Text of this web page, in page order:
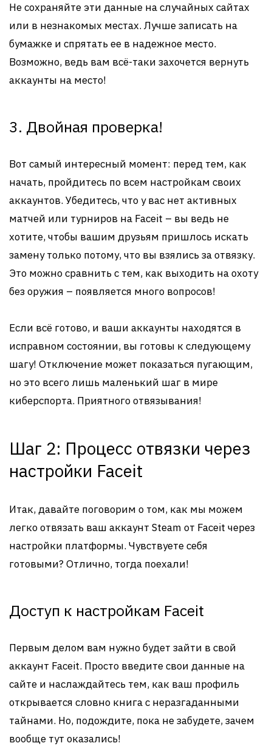
Не сохраняйте эти данные на случайных сайтах
или в незнакомых местах. Лучше записать на
бумажке и спрятать ее в надежное место.
Возможно, ведь вам всё-таки захочется вернуть
аккаунты на место!
3. Двойная проверка!
Вот самый интересный момент: перед тем, как
начать, пройдитесь по всем настройкам своих
аккаунтов. Убедитесь, что у вас нет активных
матчей или турниров на Faceit – вы ведь не
хотите, чтобы вашим друзьям пришлось искать
замену только потому, что вы взялись за отвязку.
Это можно сравнить с тем, как выходить на охоту
без оружия – появляется много вопросов!
Если всё готово, и ваши аккаунты находятся в
исправном состоянии, вы готовы к следующему
шагу! Отключение может показаться пугающим,
но это всего лишь маленький шаг в мире
киберспорта. Приятного отвязывания!
Шаг 2: Процесс отвязки через
настройки Faceit
Итак, давайте поговорим о том, как мы можем
легко отвязать ваш аккаунт Steam от Faceit через
настройки платформы. Чувствуете себя
готовыми? Отлично, тогда поехали!
Доступ к настройкам Faceit
Первым делом вам нужно будет зайти в свой
аккаунт Faceit. Просто введите свои данные на
сайте и наслаждайтесь тем, как ваш профиль
открывается словно книга с неразгаданными
тайнами. Но, подождите, пока не забудете, зачем
вообще тут оказались!